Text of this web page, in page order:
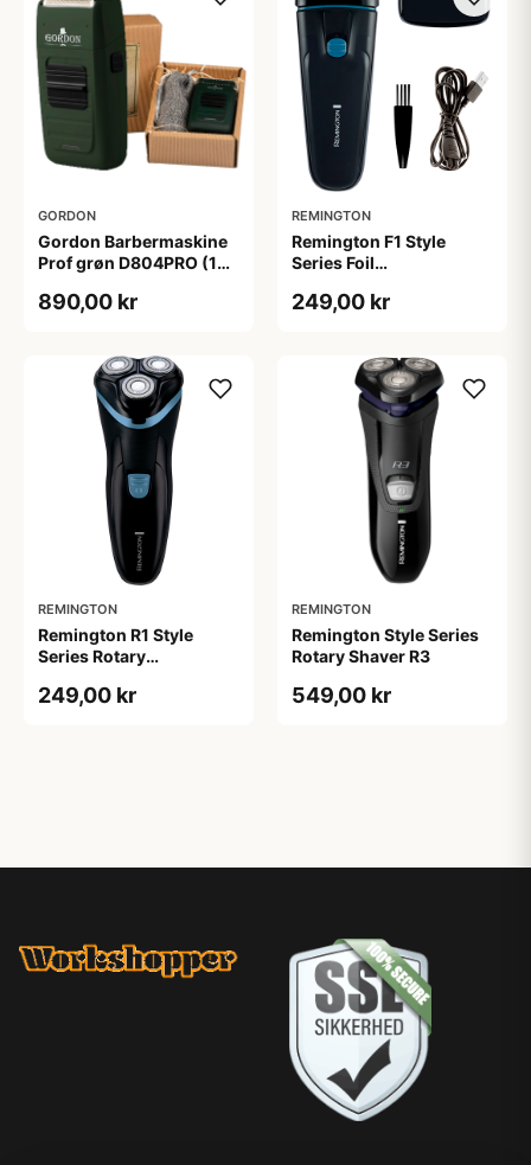
GORDON
Gordon Barbermaskine
Prof grøn D804PRO (1
890,00 kr
REMINGTON
Remington F1 Style
Series Foil
249,00 kr
REMINGTON
Remington R1 Style
Series Rotary
249,00 kr
REMINGTON
Remington Style Series
Rotary Shaver R3
549,00 kr